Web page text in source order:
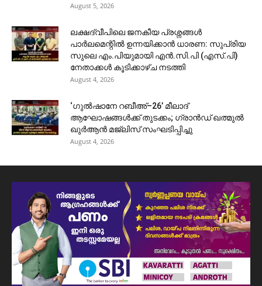
August 5, 2026
ലക്ഷദ്വീപിലെ ജനകീയ പ്രശ്നങ്ങൾ
പാർലമെന്റിൽ ഉന്നയിക്കാൻ ധാരണ: സുപ്രിയ
സുലെ എം.പിയുമായി എൻ.സി.പി (എസ്.പി)
നേതാക്കൾ കൂടിക്കാഴ്ച നടത്തി
August 4, 2026
‘ഗുൽഷാനേ റബീഅ്–26’ മീലാദ്
ആഘോഷങ്ങൾക്ക് തുടക്കം; ഗ്രാൻഡ് ഖത്മുൽ
ഖുർആൻ മജ്‌ലിസ് സംഘടിപ്പിച്ചു
August 4, 2026